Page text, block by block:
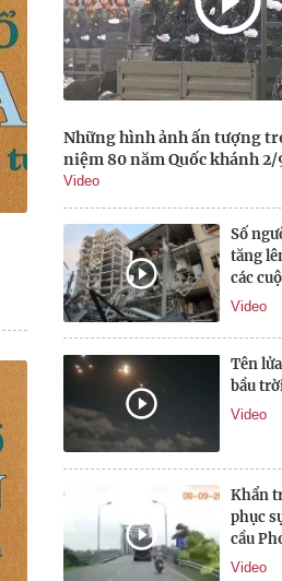
Những hình ảnh ấn tượng
niệm 80 năm Quốc khánh 2/
Video
Số
tăng
các
của Iran
Video
Tên
bầu
Video
Khẩn
phục
cầu
Video